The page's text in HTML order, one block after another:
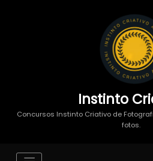
Instinto
Concursos Instinto Criativo de
fotos.